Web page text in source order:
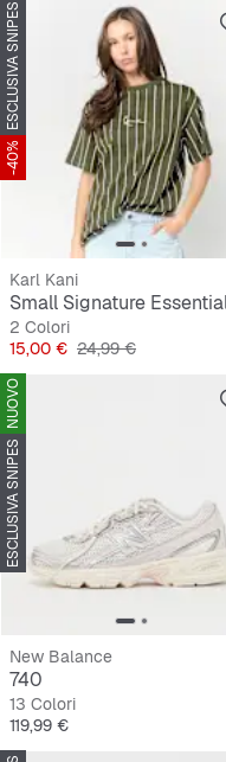
ESCLUSIVA SNIPES
-40%
Karl Kani
2 Colori
Prezzo
15,00 € Prezzo originale
24,99 €
NUOVO
ESCLUSIVA SNIPES
New Balance
740
13 Colori
Prezzo
119,99 €